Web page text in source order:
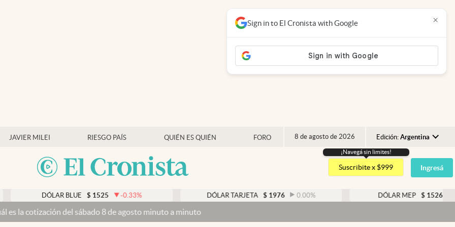
JAVIER MILEI RIESGO PAÍS QUIÉN ES QUIÉN FORO 8 de agosto de 2026 Edición: Argentina
Argentina
España
USA
¡Navegá sin limites!
Suscribite x $999 Ingresá
DÓLAR BLUE $ 1525 -0.33% DÓLAR TARJETA $ 1976 0.00% DÓLAR MEP $ 1526,03 0.43%
del sábado 8 de agosto minuto a minuto
Sign in to El Cronista with Google ×